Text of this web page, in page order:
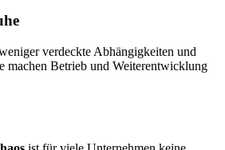
verdeckte Abhängigkeiten und
machen Betrieb und Weiterentwicklung